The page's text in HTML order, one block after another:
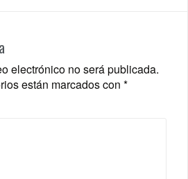
electrónico no será publicada.
están marcados con *